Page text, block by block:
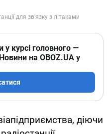
курсі головного —
на OBOZ.UA у
діючи